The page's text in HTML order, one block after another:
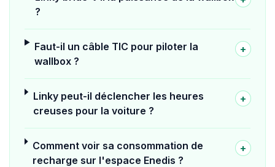
?
Faut-il un câble TIC pour piloter la
wallbox ?
+
Linky peut-il déclencher les heures
creuses pour la voiture ?
+
Comment voir sa consommation de
recharge sur l'espace Enedis ?
+